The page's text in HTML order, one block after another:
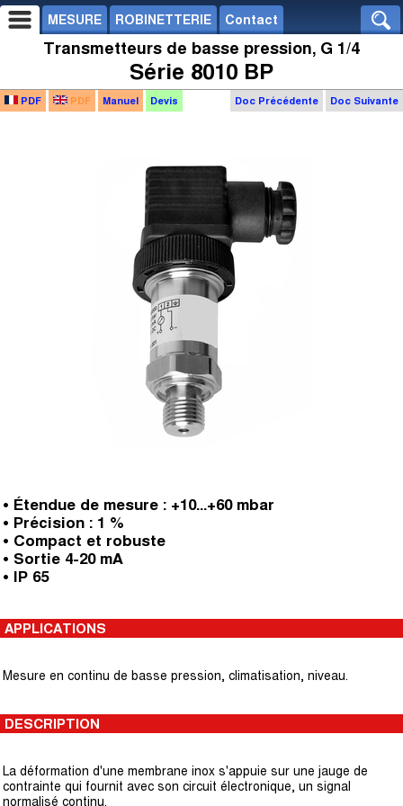
MESURE ROBINETTERIE Contact
Transmetteurs de basse pression, G 1/4
Série 8010 BP
Doc Précédente Doc Suivante
PDF PDF Manuel Devis
• Étendue de mesure : +10...+60 mbar
• Précision : 1 %
• Compact et robuste
• Sortie 4-20 mA
• IP 65
APPLICATIONS
Mesure en continu de basse pression, climatisation, niveau.
DESCRIPTION
La déformation d'une membrane inox s'appuie sur une jauge de
contrainte qui fournit avec son circuit électronique, un signal
normalisé continu.